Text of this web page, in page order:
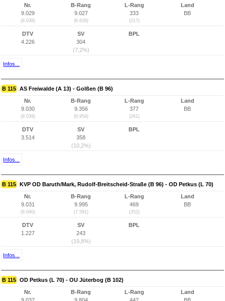
Nr.
9.029
(9.038)
B-Rang
9.027
(6.626)
L-Rang
333
(217)
Land
BB
DTV
4.226
SV
304
(7,2%)
BPL
Infos...
B 115 AS Freiwalde (A 13) - Golßen (B 96)
Nr.
9.030
(9.039)
B-Rang
9.356
(6.954)
L-Rang
377
(261)
Land
BB
DTV
3.514
SV
358
(10,2%)
BPL
Infos...
B 115 KVP OD Baruth/Mark, Rudolf-Breitscheid-Straße (B 96) - OD Petkus (L 70)
Nr.
9.031
(9.040)
B-Rang
9.995
(7.591)
L-Rang
469
(352)
Land
BB
DTV
1.227
SV
243
(19,8%)
BPL
Infos...
B 115 OD Petkus (L 70) - OU Jüterbog (B 102)
Nr.
B-Rang
L-Rang
Land